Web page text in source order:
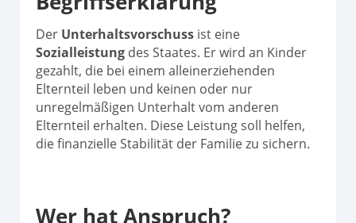
Der Unterhaltsvorschuss ist eine
Sozialleistung des Staates. Er wird an Kinder
gezahlt, die bei einem alleinerziehenden
Elternteil leben und keinen oder nur
unregelmäßigen Unterhalt vom anderen
Elternteil erhalten. Diese Leistung soll helfen,
die finanzielle Stabilität der Familie zu sichern.
Wer hat Anspruch?